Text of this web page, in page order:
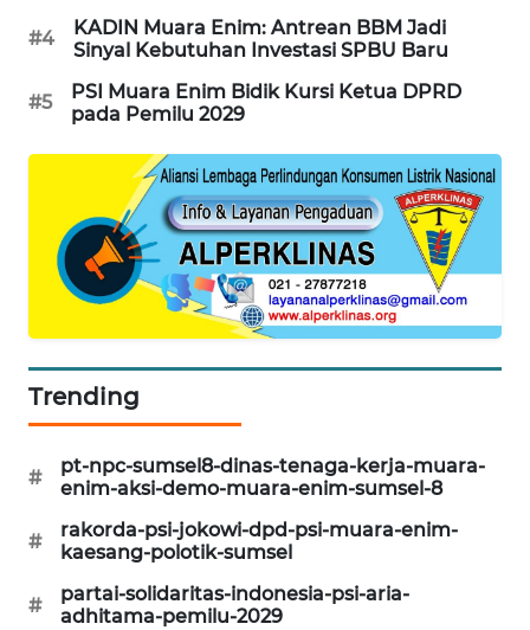
#4
KADIN Muara Enim: Antrean BBM Jadi
Sinyal Kebutuhan Investasi SPBU Baru
#5
PSI Muara Enim Bidik Kursi Ketua DPRD
pada Pemilu 2029
Trending
#
pt-npc-sumsel8-dinas-tenaga-kerja-muara-
enim-aksi-demo-muara-enim-sumsel-8
#
rakorda-psi-jokowi-dpd-psi-muara-enim-
kaesang-polotik-sumsel
#
partai-solidaritas-indonesia-psi-aria-
adhitama-pemilu-2029